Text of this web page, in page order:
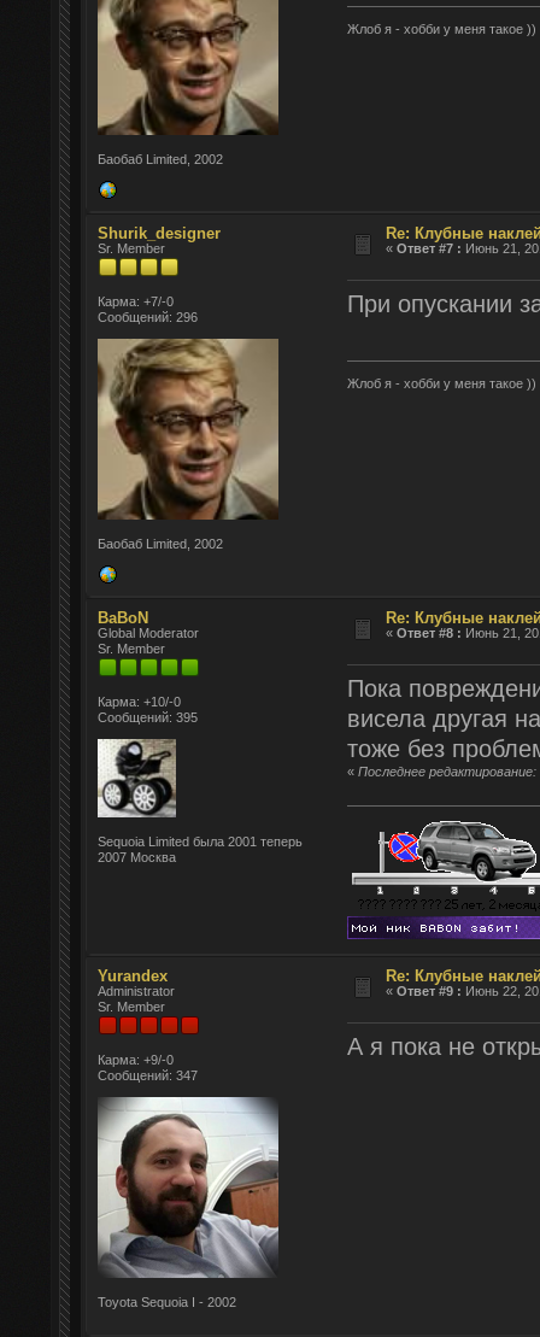
Баобаб Limited, 2002
Жлоб я - хобби у меня такое ))
Shurik_designer
Sr. Member
Карма: +7/-0
Сообщений: 296
Баобаб Limited, 2002
Re: Клубные
«Ответ #7 : Июнь 21,
При опускании
Жлоб я - хобби у меня такое ))
BaBoN
Global Moderator
Sr. Member
Карма: +10/-0
Сообщений: 395
Sequoia Limited была 2001 теперь
2007 Москва
Re: Клубные
«Ответ #8 : Июнь 21,
Пока
висела другая
тоже без
« Последнее
Yurandex
Administrator
Sr. Member
Карма: +9/-0
Сообщений: 347
Toyota Sequoia I - 2002
Re: Клубные
«Ответ #9 : Июнь 22,
А я пока не